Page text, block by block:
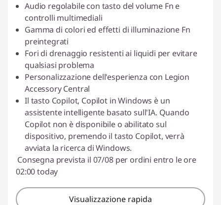
Audio regolabile con tasto del volume Fn e
controlli multimediali
Gamma di colori ed effetti di illuminazione Fn
preintegrati
Fori di drenaggio resistenti ai liquidi per evitare
qualsiasi problema
Personalizzazione dell'esperienza con Legion
Accessory Central
Il tasto Copilot, Copilot in Windows è un
assistente intelligente basato sull'IA. Quando
Copilot non è disponibile o abilitato sul
dispositivo, premendo il tasto Copilot, verrà
avviata la ricerca di Windows.
Consegna prevista il 07/08 per ordini entro le ore
02:00 today
Visualizzazione rapida